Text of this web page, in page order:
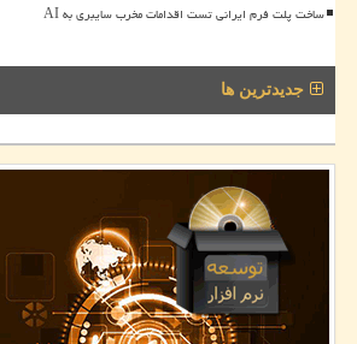
ساخت پلت فرم ایرانی تست اقدامات مخرب سایبری به AI
جدیدترین ها